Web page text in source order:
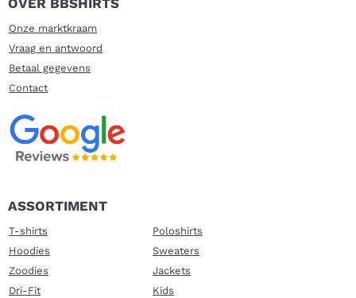
OVER BBSHIRTS
Onze marktkraam
Vraag en antwoord
Betaal gegevens
Contact
ASSORTIMENT
T-shirts
Poloshirts
Hoodies
Sweaters
Zoodies
Jackets
Dri-Fit
Kids